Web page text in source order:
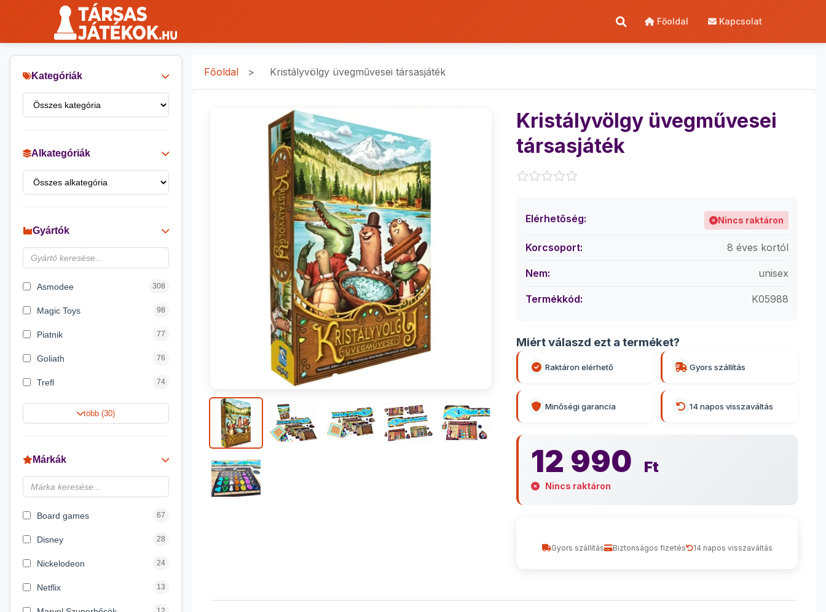
Főoldal Kapcsolat
Kategóriák
Alkategóriák
Gyártók
Asmodee 308
Magic Toys 98
Piatnik 77
Goliath 76
Trefl 74
Keller&Mayer 60
Spin Master
Delta Vision 28
több (30)
Márkák
Board games 67
Disney 28
Nickelodeon 24
Netflix 13
Főoldal > Kristályvölgy üvegművesei társasjáték
Kristályvölgy üvegművesei
társasjáték
Elérhetőség: Nincs raktáron
Korcsoport: 8 éves kortól
Nem: unisex
Termékkód: K05988
Miért válaszd ezt a terméket?
Raktáron elérhető Gyors szállítás
Minőségi garancia 14 napos visszaváltás
12 990 Ft
Nincs raktáron
Gyors szállítás Biztonságos fizetés 14 napos visszaváltás